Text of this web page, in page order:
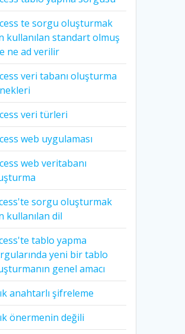
te sorgu oluşturmak
kullanılan standart olmuş
ne ad verilir
veri tabanı oluşturma
veri türleri
web uygulaması
web veritabanı
sorgu oluşturmak
kullanılan dil
tablo yapma
yeni bir tablo
genel amacı
anahtarlı şifreleme
önermenin değili